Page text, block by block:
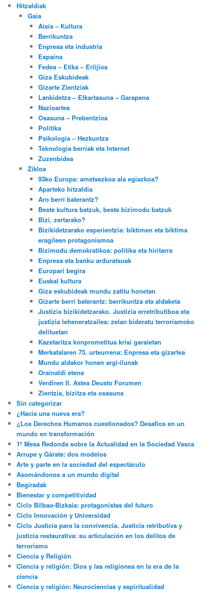
Hitzaldiak
Gaia
Aisia – Kultura
Berrikuntza
Enpresa eta industria
Espaina
Fedea – Etika – Erlijioa
Giza Eskubideak
Gizarte Zientziak
Lankidetza – Elkartasuna – Garapena
Nazioartea
Osasuna – Prebentzioa
Politika
Psikologia – Hezkuntza
Teknologia berriak eta Internet
Zuzenbidea
Zikloa
93ko Europa: ametsezkoa ala egiazkoa?
Aparteko hitzaldia
Aro berri baterantz?
Beste kultura batzuk, beste bizimodu batzuk
Bizi, zertarako?
Bizikidetzarako esperientzia: biktimen eta biktima
eragileen protagonismoa
Bizimodu demokratikoa: politika eta hiritarra
Enpresa eta banku arduratsuak
Europari begira
Euskal kultura
Giza eskubideak mundu zatitu honetan
Gizarte berri baterantz: berrikuntza eta aldaketa
Justizia bizikidetzarako. Justizia erretributiboa eta
justizia leheneratzailea: zelan bideratu terrorismoko
delituetan
Kazetaritza konprometitua krisi garaietan
Merkatalaren 75. urteurrena: Enpresa eta gizartea
Mundu aldakor honen argi-ilunak
Orainaldi etena
Verdiren II. Astea Deusto Forumen
Zientzia, bizitza eta osasuna
Sin categorizar
¿Hacia una nueva era?
¿Los Derechos Humanos cuestionados? Desafíos en un
mundo en transformación
1º Mesa Redonda sobre la Actualidad en la Sociedad Vasca
Arrupe y Gárate: dos modelos
Arte y parte en la sociedad del espectáculo
Asomándonos a un mundo digital
Begiradak
Bienestar y competitividad
Ciclo Bilbao-Bizkaia: protagonistas del futuro
Ciclo Innovación y Universidad
Ciclo Justicia para la convivencia. Justicia retributiva y
justicia restaurativa: su articulación en los delitos de
terrorismo
Ciencia y Religión
Ciencia y religión: Dios y las religiones en la era de la
ciencia
Ciencia y religión: Neurociencias y espiritualidad